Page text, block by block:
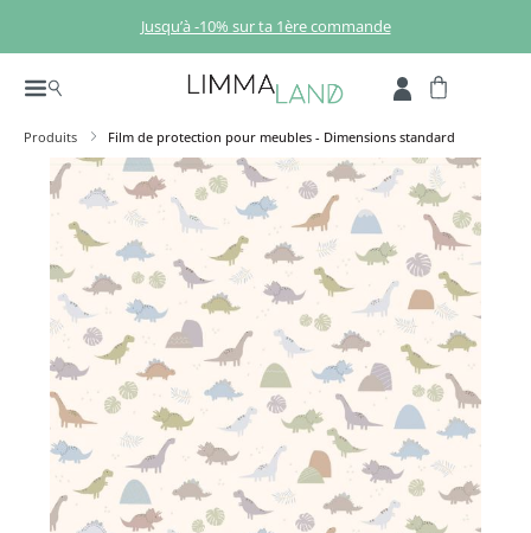
Passer au contenu principalJusqu’à -10% sur ta 1ère commande
Produits Film de protection pour meubles - Dimensions standard